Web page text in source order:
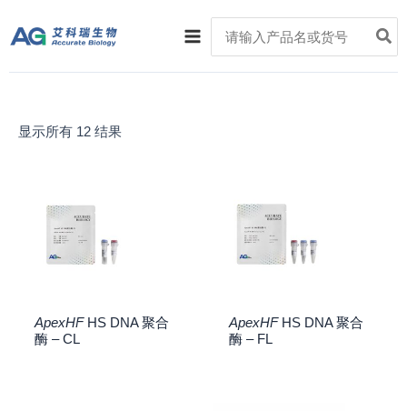
容
Main
Menu
for:
显示所有 12 结果
ApexHFHS DNA 聚合
酶 – CL
ApexHFHS DNA 聚合
酶 – FL